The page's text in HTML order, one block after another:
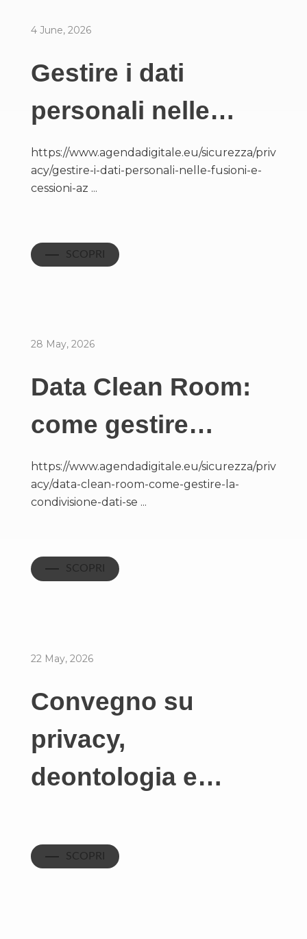
4 June, 2026
Gestire i dati
personali nelle…
https://www.agendadigitale.eu/sicurezza/priv
acy/gestire-i-dati-personali-nelle-fusioni-e-
cessioni-az ...
SCOPRI
28 May, 2026
Data Clean Room:
come gestire…
https://www.agendadigitale.eu/sicurezza/priv
acy/data-clean-room-come-gestire-la-
condivisione-dati-se ...
SCOPRI
22 May, 2026
Convegno su
privacy,
deontologia e…
SCOPRI